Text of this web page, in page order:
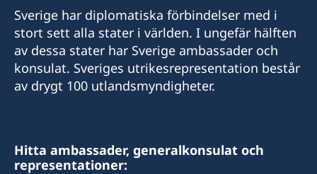
Sverige har diplomatiska förbindelser med i
stort sett alla stater i världen. I ungefär hälften
av dessa stater har Sverige ambassader och
konsulat. Sveriges utrikesrepresentation består
av drygt 100 utlandsmyndigheter.
Hitta ambassader, generalkonsulat och
representationer: